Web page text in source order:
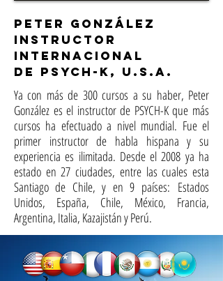
PETER GONZÁLEZ
INSTRUCTOR
INTERNACIONAL
DE PSYCH-K, U.S.A.
Ya con más de 300 cursos a su haber, Peter
González es el instructor de PSYCH-K que más
cursos ha efectuado a nivel mundial. Fue el
primer instructor de habla hispana y su
experiencia es ilimitada. Desde el 2008 ya ha
estado en 27 ciudades, entre las cuales esta
Santiago de Chile, y en 9 países: Estados
Unidos, España, Chile, México, Francia,
Argentina, Italia, Kazajistán y Perú.